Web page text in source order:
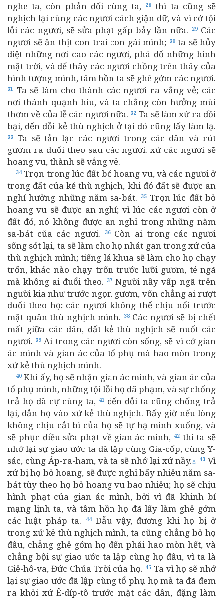
nghe ta, còn phản đối cùng ta,
28 thì ta cũng sẽ
nghịch lại cùng các ngươi cách giận dữ, và vì cớ tội
lỗi các ngươi, sẽ sửa phạt gấp bảy lần nữa.
29Các
ngươi sẽ ăn thịt con trai con gái mình; 30ta sẽ hủy
diệt những nơi cao các ngươi, phá đổ những hình
mặt trời, và để thây các ngươi chồng trên thây của
hình tượng mình, tâm hồn ta sẽ ghê gớm các ngươi.
31
Ta sẽ làm cho thành các ngươi ra vắng vẻ; các
nơi thánh quạnh hiu, và ta chẳng còn hưởng mùi
thơm về của lễ các ngươi nữa. 32 Ta sẽ làm xứ ra đồi
bại, đến đỗi kẻ thù nghịch ở tại đó cũng lấy làm lạ.
33
Ta sẽ tản lạc các ngươi trong các dân và rút
gươm ra đuổi theo sau các ngươi: xứ các ngươi sẽ
hoang vu, thành sẽ vắng vẻ.
34Trọn trong lúc đất bỏ hoang vu, và các ngươi ở
trong đất của kẻ thù nghịch, khi đó đất sẽ được an
nghỉ hưởng những năm sa-bát.
35Trọn lúc đất bỏ
hoang vu sẽ được an nghỉ; vì lúc các ngươi còn ở
đất đó, nó không được an nghỉ trong những năm
sa-bát của các ngươi.
36Còn ai trong các ngươi
sống sót lại, ta sẽ làm cho họ nhát gan trong xứ của
thù nghịch mình; tiếng lá khua sẽ làm cho họ chạy
trốn, khác nào chạy trốn trước lưỡi gươm, té ngã
mà không ai đuổi theo. 37 Người nầy vấp ngã trên
người kia như trước ngọn gươm, vốn chẳng ai rượt
đuổi theo họ; các ngươi không thể chịu nổi trước
mặt quân thù nghịch mình. 38Các ngươi sẽ bị chết
mất giữa các dân, đất kẻ thù nghịch sẽ nuốt các
ngươi. 39 Ai trong các ngươi còn sống, sẽ vì cớ gian
ác mình và gian ác của tổ phụ mà hao mòn trong
xứ kẻ thù nghịch mình.
40 Khi ấy, họ sẽ nhận gian ác mình, và gian ác của
tổ phụ mình, những tội lỗi họ đã phạm, và sự chống
trả họ đã cự cùng ta, 41 đến đỗi ta cũng chống trả
lại, dẫn họ vào xứ kẻ thù nghịch. Bấy giờ nếu lòng
không chịu cắt bì của họ sẽ tự hạ mình xuống, và
sẽ phục điều sửa phạt về gian ác mình, 42thì ta sẽ
nhớ lại sự giao ước ta đã lập cùng Gia-cốp, cùng Y-
sác, cùng Áp-ra-ham, và ta sẽ nhớ lại xứ nầy.⚓ 43 Vì
xứ bị họ bỏ hoang, sẽ được nghỉ bấy nhiêu năm sa-
bát tùy theo họ bỏ hoang vu bao nhiêu; họ sẽ chịu
hình phạt của gian ác mình, bởi vì đã khinh bỉ
mạng lịnh ta, và tâm hồn họ đã lấy làm ghê gớm
các luật pháp ta.
44Dẫu vậy, đương khi họ bị ở
trong xứ kẻ thù nghịch mình, ta cũng chẳng bỏ họ
đâu, chẳng ghê gớm họ đến phải hao mòn hết, và
chẳng bội sự giao ước ta lập cùng họ đâu, vì ta là
Giê-hô-va, Đức Chúa Trời của họ. 45Ta vì họ sẽ nhớ
lại sự giao ước đã lập cùng tổ phụ họ mà ta đã đem
ra khỏi xứ Ê-díp-tô trước mặt các dân, đặng làm